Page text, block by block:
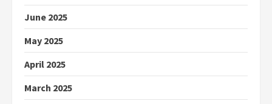
June 2025
May 2025
April 2025
March 2025